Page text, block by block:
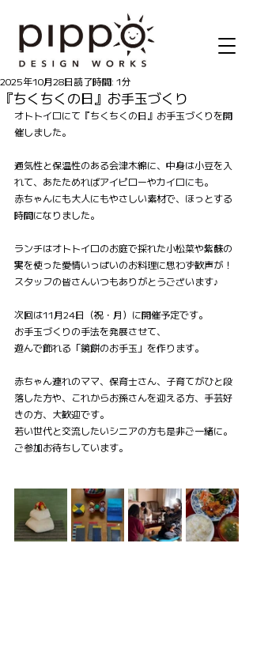
記事
『ちくちくの日』お手玉づくり
2025年10月28日読了時間: 1分
オトトイロにて『ちくちくの日』お手玉づくりを開
催しました。
通気性と保温性のある会津木綿に、中身は小豆を入
れて、あたためればアイピローやカイロにも。
赤ちゃんにも大人にもやさしい素材で、ほっとする
時間になりました。
ランチはオトトイロのお庭で採れた小松菜や紫蘇の
実を使った愛情いっぱいのお料理に思わず歓声が！
スタッフの皆さんいつもありがとうございます♪
次回は11月24日（祝・月）に開催予定です。
お手玉づくりの手法を発展させて、
遊んで飾れる「鏡餅のお手玉」を作ります。
赤ちゃん連れのママ、保育士さん、子育てがひと段
落した方や、これからお孫さんを迎える方、手芸好
きの方、大歓迎です。
若い世代と交流したいシニアの方も是非ご一緒に。
ご参加お待ちしています。